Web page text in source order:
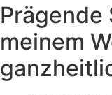
Prägende
meinem